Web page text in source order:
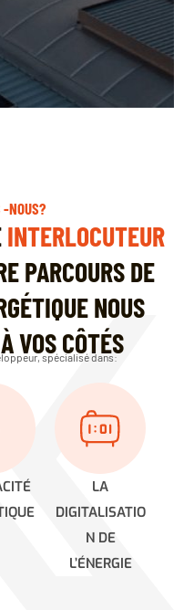
-NOUS?
INTERLOCUTEUR
PARCOURS DE
NOUS
VOS CÔTÉS
spécialisé dans:
LA
DIGITALISATIO
N DE
L’ÉNERGIE